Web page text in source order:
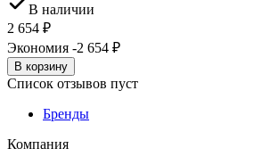
В наличии
2 654 ₽
Экономия -2 654 ₽
В корзину
Список отзывов пуст
Бренды
Компания